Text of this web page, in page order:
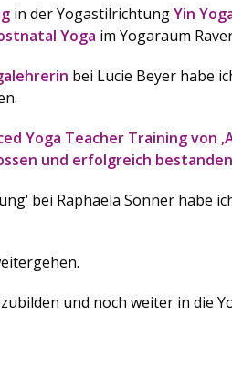
in der YogastilrichtungYin
Yoga im Yogaraum
bei Lucie Beyer habe
Yoga Teacher Training von
und erfolgreich
bei Raphaela Sonner habe
und noch weiter in die